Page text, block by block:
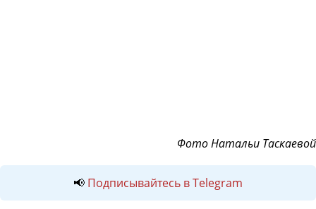
Фото Натальи Таскаевой
📢 Подписывайтесь в Telegram